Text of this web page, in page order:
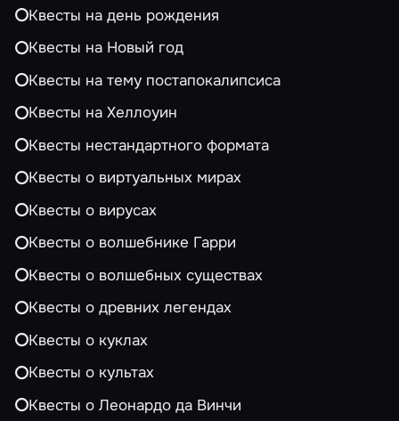
Квесты на день рождения
Квесты на Новый год
Квесты на тему постапокалипсиса
Квесты на Хеллоуин
Квесты нестандартного формата
Квесты о виртуальных мирах
Квесты о вирусах
Квесты о волшебнике Гарри
Квесты о волшебных существах
Квесты о древних легендах
Квесты о куклах
Квесты о культах
Квесты о Леонардо да Винчи